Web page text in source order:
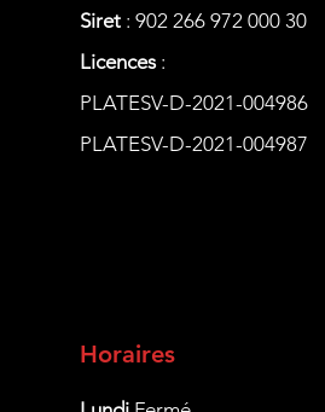
Siret: 902 266 972 000 30
Licences:
PLATESV-D-2021-004986
PLATESV-D-2021-004987
Horaires